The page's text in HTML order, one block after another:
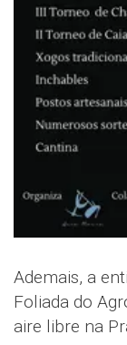
Ademais, a
Foliada do
aire libre na